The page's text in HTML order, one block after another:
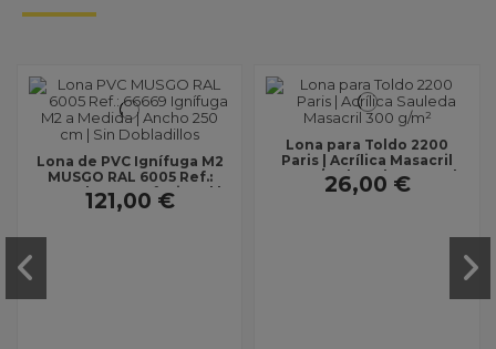
Lona de PVC Ignífuga M2
MUSGO RAL 6005 Ref.:
66669 | Uso Profesional |
Ancho 250 cm |...
121,00 €
Lona para Toldo 2200
Paris | Acrílica Masacril
300 g/m² | Ancho 1,20 m |
Lona sin...
26,00 €